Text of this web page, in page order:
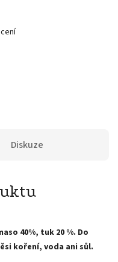
Diskuze
40%, tuk 20 %. Do
koření, voda ani sůl.